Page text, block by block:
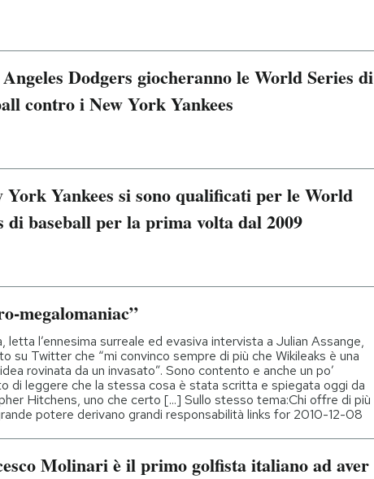
Dodgers giocheranno le World Series di
contro i New York Yankees
York Yankees si sono qualificati per le World
di baseball per la prima volta dal 2009
megalomaniac”
letta l’ennesima surreale ed evasiva intervista a Julian Assange,
su Twitter che “mi convinco sempre di più che Wikileaks è una
rovinata da un invasato”. Sono contento e anche un po’
di leggere che la stessa cosa è stata scritta e spiegata oggi da
Hitchens, uno che certo [...] Sullo stesso tema:Chi offre di più
potere derivano grandi responsabilità links for 2010-12-08
Molinari è il primo golfista italiano ad aver